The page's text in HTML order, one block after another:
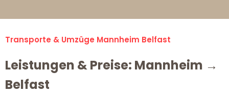
Transporte & Umzüge Mannheim Belfast
Leistungen & Preise: Mannheim →
Belfast